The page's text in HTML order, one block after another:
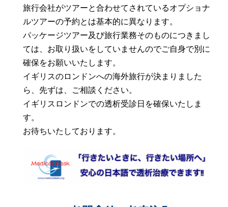
旅行会社がツアーと合わせてされているオプショナ
ルツアーの予約とは基本的に異なります。
パッケージツアー及び旅行業務そのものにつきまし
ては、お取り扱いをしていませんのでご自身で別に
確保をお願いいたします。
イギリスのロンドンへの海外旅行が決まりました
ら、先ずは、ご相談ください。
イギリスロンドンでの透析受診日を確保いたしま
す。
お待ちいたしております。